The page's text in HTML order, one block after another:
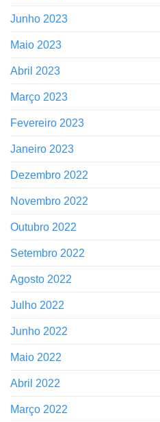
Junho 2023
Maio 2023
Abril 2023
Março 2023
Fevereiro 2023
Janeiro 2023
Dezembro 2022
Novembro 2022
Outubro 2022
Setembro 2022
Agosto 2022
Julho 2022
Junho 2022
Maio 2022
Abril 2022
Março 2022